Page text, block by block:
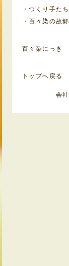
・つくり手たち
・百々染の故郷
百々染にっき
トップへ戻る
会